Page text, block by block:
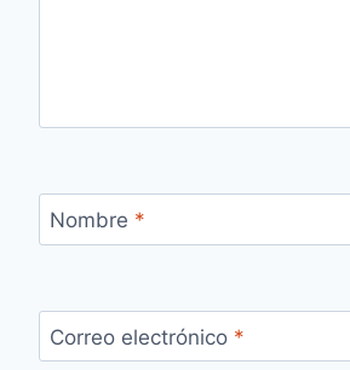
Nombre *
Correo electrónico *